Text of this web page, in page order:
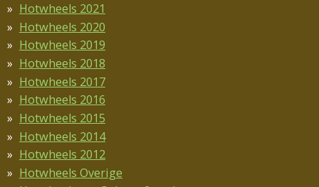
Hotwheels 2021
Hotwheels 2020
Hotwheels 2019
Hotwheels 2018
Hotwheels 2017
Hotwheels 2016
Hotwheels 2015
Hotwheels 2014
Hotwheels 2012
Hotwheels Overige